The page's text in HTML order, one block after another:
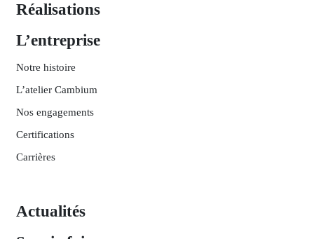
Réalisations
L’entreprise
Notre histoire
L’atelier Cambium
Nos engagements
Certifications
Carrières
Actualités